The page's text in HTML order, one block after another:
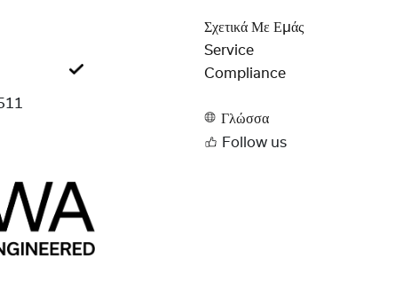
Σχετικά Με Εμάς
Service
Compliance
Γλώσσα
Follow us